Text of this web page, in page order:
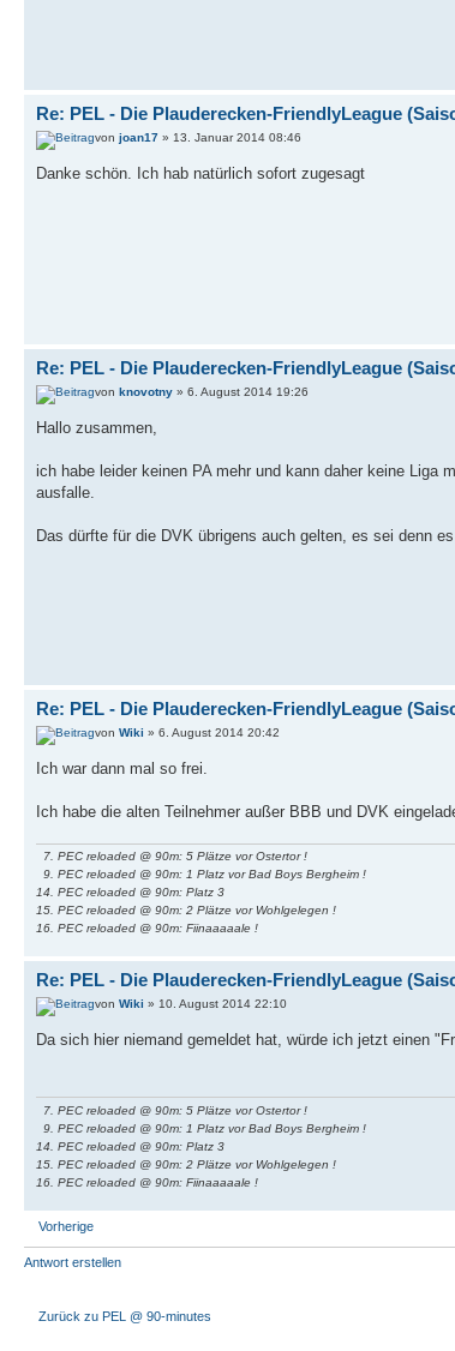
Re: PEL - Die Plauderecken-FriendlyLeague
von joan17 » 13. Januar 2014 08:46
Danke schön. Ich hab natürlich sofort zugesagt
Re: PEL - Die Plauderecken-FriendlyLeague
von knovotny » 6. August 2014 19:26
Hallo zusammen,
ich habe leider keinen PA mehr und kann daher keine Liga
ausfalle.
Das dürfte für die DVK übrigens auch gelten, es sei denn
Re: PEL - Die Plauderecken-FriendlyLeague
von Wiki » 6. August 2014 20:42
Ich war dann mal so frei.
Ich habe die alten Teilnehmer außer BBB und DVK
7. PEC reloaded @ 90m: 5 Plätze vor Ostertor !
9. PEC reloaded @ 90m: 1 Platz vor Bad Boys Bergheim !
14. PEC reloaded @ 90m: Platz 3
15. PEC reloaded @ 90m: 2 Plätze vor Wohlgelegen !
16. PEC reloaded @ 90m: Fiinaaaaale !
Re: PEL - Die Plauderecken-FriendlyLeague
von Wiki » 10. August 2014 22:10
Da sich hier niemand gemeldet hat, würde ich jetzt einen
7. PEC reloaded @ 90m: 5 Plätze vor Ostertor !
9. PEC reloaded @ 90m: 1 Platz vor Bad Boys Bergheim !
14. PEC reloaded @ 90m: Platz 3
15. PEC reloaded @ 90m: 2 Plätze vor Wohlgelegen !
16. PEC reloaded @ 90m: Fiinaaaaale !
Vorherige
Antwort erstellen
Zurück zu PEL @ 90-minutes